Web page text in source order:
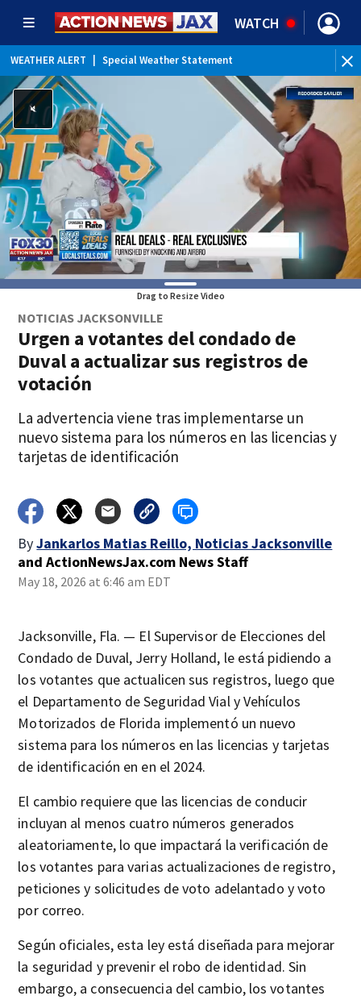
WATCH
WEATHER ALERT Special Weather Statement
Drag to Resize Video
NOTICIAS JACKSONVILLE
Urgen a votantes del condado de
Duval a actualizar sus registros de
votación
La advertencia viene tras implementarse un
nuevo sistema para los números en las licencias y
tarjetas de identificación
ByJankarlos Matias Reillo, Noticias Jacksonville
and ActionNewsJax.com News Staff
May 18, 2026 at 6:46 am EDT
Jacksonville, Fla. — El Supervisor de Elecciones del
Condado de Duval, Jerry Holland, le está pidiendo a
los votantes que actualicen sus registros, luego que
el Departamento de Seguridad Vial y Vehículos
Motorizados de Florida implementó un nuevo
sistema para los números en las licencias y tarjetas
de identificación en en el 2024.
El cambio requiere que las licencias de conducir
incluyan al menos cuatro números generados
aleatoriamente, lo que impactará la verificación de
los votantes para varias actualizaciones de registro,
peticiones y solicitudes de voto adelantado y voto
por correo.
Según oficiales, esta ley está diseñada para mejorar
la seguridad y prevenir el robo de identidad. Sin
embargo, a consecuencia del cambio, los votantes